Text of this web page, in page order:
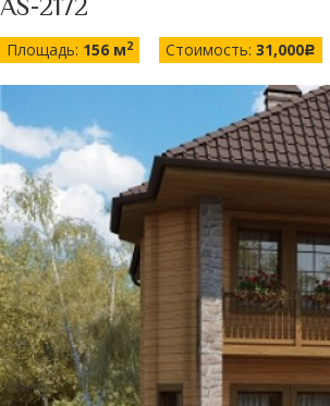
AS-2172
Площадь: 156 м2 Стоимость: 31,000c